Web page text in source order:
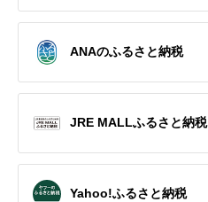
ANAのふるさと納税
JRE MALLふるさと納税
Yahoo!ふるさと納税